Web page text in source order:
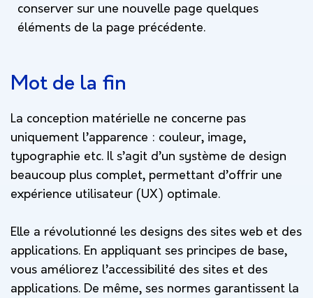
conserver sur une nouvelle page quelques
éléments de la page précédente.
Mot de la fin
La conception matérielle ne concerne pas
uniquement l’apparence : couleur, image,
typographie etc. Il s’agit d’un système de design
beaucoup plus complet, permettant d’offrir une
expérience utilisateur (UX) optimale.
Elle a révolutionné les designs des sites web et des
applications. En appliquant ses principes de base,
vous améliorez l’accessibilité des sites et des
applications. De même, ses normes garantissent la